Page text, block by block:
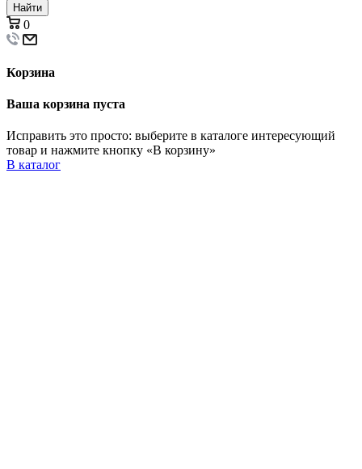
Найти
0
Корзина
Ваша корзина пуста
Исправить это просто: выберите в каталоге интересующий
товар и нажмите кнопку «В корзину»
В каталог